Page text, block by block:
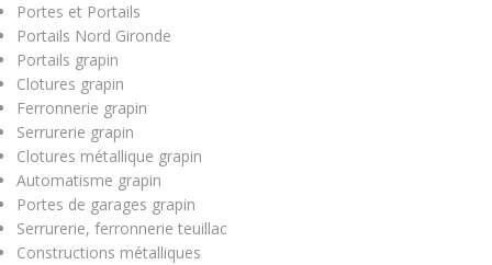
Portes et Portails
Portails Nord Gironde
Portails grapin
Clotures grapin
Ferronnerie grapin
Serrurerie grapin
Clotures métallique grapin
Automatisme grapin
Portes de garages grapin
Serrurerie, ferronnerie teuillac
Constructions métalliques